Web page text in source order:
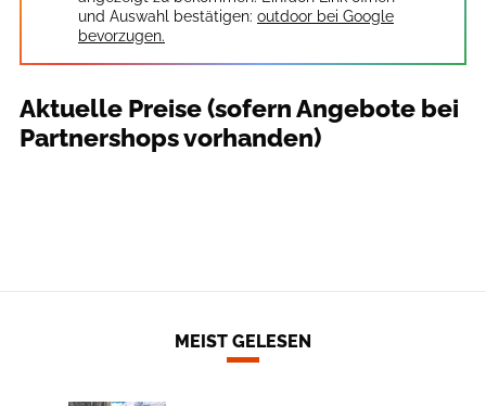
und Auswahl bestätigen: outdoor bei Google
bevorzugen.
Aktuelle Preise (sofern Angebote bei
Partnershops vorhanden)
MEIST GELESEN